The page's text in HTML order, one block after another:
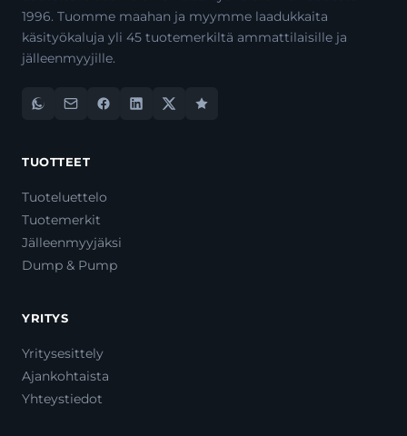
1996. Tuomme maahan ja myymme laadukkaita
käsityökaluja yli 45 tuotemerkiltä ammattilaisille ja
jälleenmyyjille.
TUOTTEET
Tuoteluettelo
Tuotemerkit
Jälleenmyyjäksi
Dump & Pump
YRITYS
Yritysesittely
Ajankohtaista
Yhteystiedot